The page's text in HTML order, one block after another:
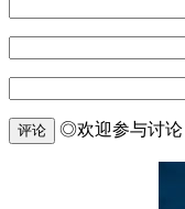
评论 ◎欢迎参与讨论